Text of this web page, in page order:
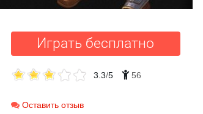
Играть бесплатно
3.3/5 56
Оставить отзыв